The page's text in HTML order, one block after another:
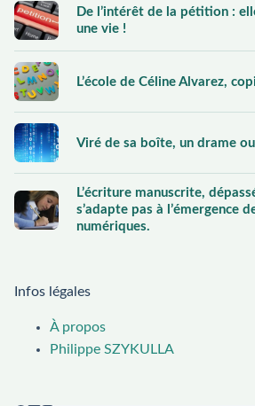
De l’intérêt de la pétition :
une vie !
L’école de Céline Alvarez,
Viré de sa boîte, un drame ou
L’écriture manuscrite,
s’adapte pas à l’émergence
numériques.
Infos légales
À propos
Philippe SZYKULLA